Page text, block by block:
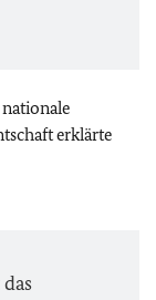
nationale
erklärte